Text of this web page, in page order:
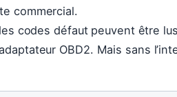
commercial.
codes défaut peuvent être
OBD2. Mais sans